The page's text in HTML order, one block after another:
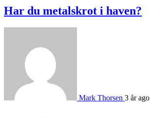
Har du metalskrot i haven?
Mark Thorsen 3 år ago